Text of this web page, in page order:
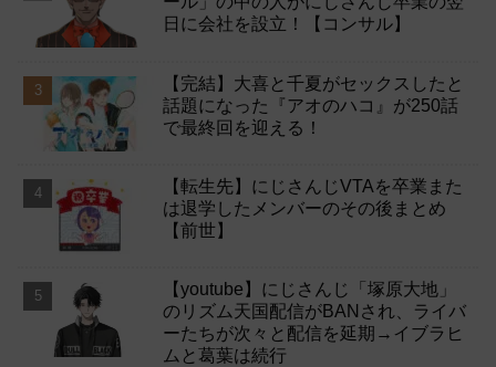
日に会社を設立！【コンサル】
【完結】大喜と千夏がセックスしたと
話題になった『アオのハコ』が250話
で最終回を迎える！
【転生先】にじさんじVTAを卒業また
は退学したメンバーのその後まとめ
【前世】
【youtube】にじさんじ「塚原大地」
のリズム天国配信がBANされ、ライバ
ーたちが次々と配信を延期→イブラヒ
ムと葛葉は続行